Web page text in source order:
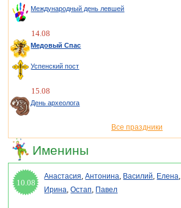
Международный день левшей
14.08
Медовый Спас
Успенский пост
15.08
День археолога
Все праздники
Именины
10.08
Анастасия,Антонина, Василий, Елена,
Ирина,Остап, Павел